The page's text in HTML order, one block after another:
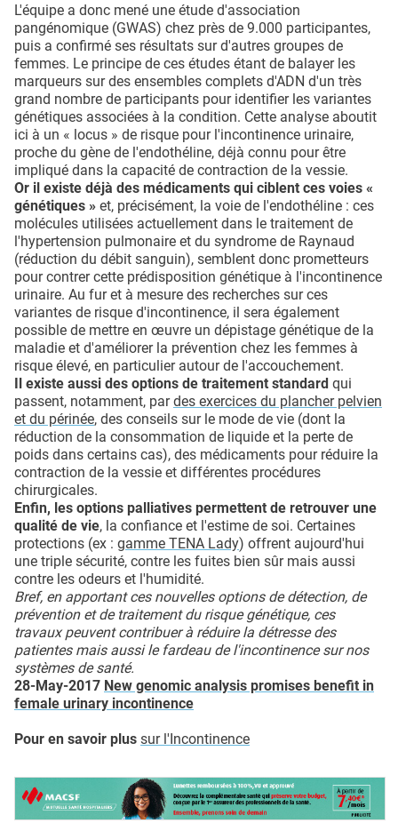
L'équipe a donc mené une étude d'association
pangénomique (GWAS) chez près de 9.000 participantes,
puis a confirmé ses résultats sur d'autres groupes de
femmes. Le principe de ces études étant de balayer les
marqueurs sur des ensembles complets d'ADN d'un très
grand nombre de participants pour identifier les variantes
génétiques associées à la condition. Cette analyse aboutit
ici à un « locus » de risque pour l'incontinence urinaire,
proche du gène de l'endothéline, déjà connu pour être
impliqué dans la capacité de contraction de la vessie.
Or il existe déjà des médicaments qui ciblent ces voies «
génétiques » et, précisément, la voie de l'endothéline : ces
molécules utilisées actuellement dans le traitement de
l'hypertension pulmonaire et du syndrome de Raynaud
(réduction du débit sanguin), semblent donc prometteurs
pour contrer cette prédisposition génétique à l'incontinence
urinaire. Au fur et à mesure des recherches sur ces
variantes de risque d'incontinence, il sera également
possible de mettre en œuvre un dépistage génétique de la
maladie et d'améliorer la prévention chez les femmes à
risque élevé, en particulier autour de l'accouchement.
Il existe aussi des options de traitement standard qui
passent, notamment, pardes exercices du plancher pelvien
et du périnée, des conseils sur le mode de vie (dont la
réduction de la consommation de liquide et la perte de
poids dans certains cas), des médicaments pour réduire la
contraction de la vessie et différentes procédures
chirurgicales.
Enfin, les options palliatives permettent de retrouver une
qualité de vie, la confiance et l'estime de soi. Certaines
protections (ex : gamme TENA Lady) offrent aujourd'hui
une triple sécurité, contre les fuites bien sûr mais aussi
contre les odeurs et l'humidité.
Bref, en apportant ces nouvelles options de détection, de
prévention et de traitement du risque génétique, ces
travaux peuvent contribuer à réduire la détresse des
patientes mais aussi le fardeau de l'incontinence sur nos
systèmes de santé.
28-May-2017 New genomic analysis promises benefit in
female urinary incontinence
Pour en savoir plus sur l'Incontinence